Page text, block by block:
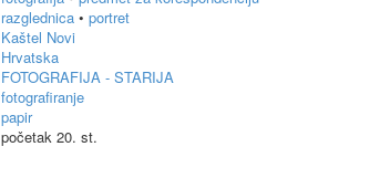
razglednica • portret
Kaštel Novi
Hrvatska
FOTOGRAFIJA - STARIJA
fotografiranje
papir
početak 20. st.